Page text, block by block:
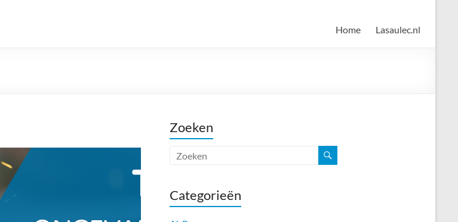
Home
Lasaulec.nl
Zoeken
Categorieën